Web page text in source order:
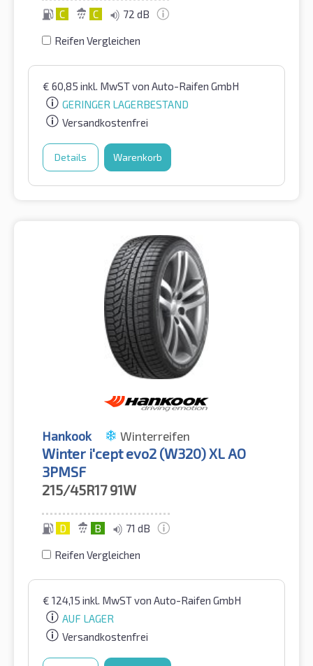
C C 72 dB
Reifen Vergleichen
€ 60,85 inkl. MwSTvon Auto-Raifen GmbH
GERINGER LAGERBESTAND
Versandkostenfrei
Details Warenkorb
Hankook Winterreifen
Winter i'cept evo2 (W320) XL AO
3PMSF
215/45R17 91W
D B 71 dB
Reifen Vergleichen
€ 124,15 inkl. MwSTvon Auto-Raifen GmbH
AUF LAGER
Versandkostenfrei